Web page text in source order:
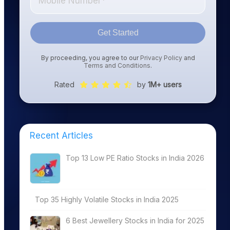
Get Started
By proceeding, you agree to our Privacy Policyand
Terms and Conditions.
Rated by 1M+ users
Recent Articles
Top 13 Low PE Ratio Stocks in India 2026
Top 35 Highly Volatile Stocks in India 2025
6 Best Jewellery Stocks in India for 2025